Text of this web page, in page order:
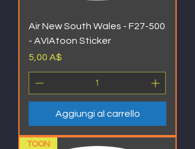
Air New South Wales - F27-500
- AVIAtoon Sticker
Prezzo
5,00 A$
Aggiungi al carrello
TOON